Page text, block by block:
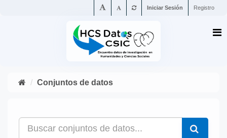
Iniciar Sesión Registro
Conjuntos de datos